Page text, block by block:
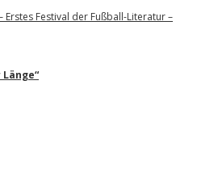
Festival der Fußball-Literatur –